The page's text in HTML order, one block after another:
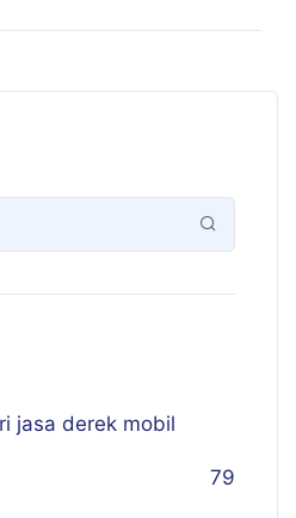
jasa derek mobil
79